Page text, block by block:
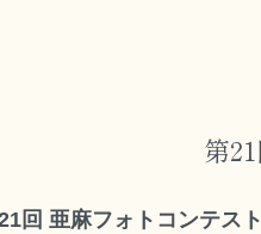
第
回 亜麻フォトコンテス